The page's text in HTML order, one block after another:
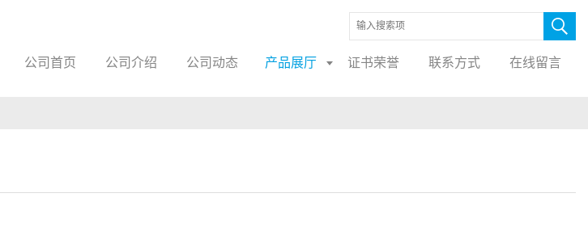
公司首页 公司介绍 公司动态 产品展厅 证书荣誉 联系方式 在线留言